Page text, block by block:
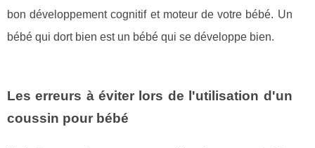
bon développement cognitif et moteur de votre bébé. Un
bébé qui dort bien est un bébé qui se développe bien.
Les erreurs à éviter lors de l'utilisation d'un
coussin pour bébé